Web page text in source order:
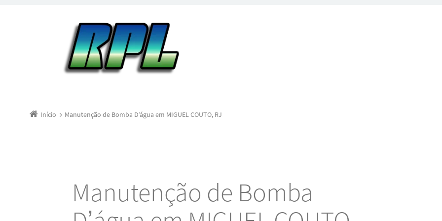
Início Manutenção de Bomba D’água em MIGUEL COUTO, RJ
Manutenção de Bomba